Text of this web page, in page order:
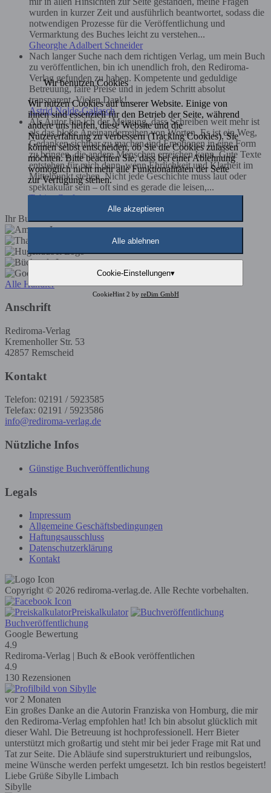
wurden in kurzer Zeit und ausführlich beantwortet, sodass die
notwendigen Prozesse für die Veröffentlichung und
Vermarktung des Buches leicht zu verstehen...
Gheorghe Adalbert Schneider
Nach langer Suche nach dem richtigen Verlag, um mein Buch
zu veröffentlichen, bin ich unendlich froh, den Rediroma-
Verlag gefunden zu haben. Kompetente und geduldige
Betreuung, faire Preise und in jedem Schritt absolut
transparent. Vielen Dank!...
Astrid Nolde-Gallasch
Als Autor bin ich der Meinung, dass Schreiben weit mehr ist
als das bloße Aneinanderreihen von Worten. Es ist ein Weg,
Gedanken sichtbar zu machen und Emotionen in eine Form
zu bringen, die andere Menschen erreichen kann. Gute Texte
entstehen für mich dann, wenn Ehrlichkeit und Klarheit im
Mittelpunkt stehen. Nicht jede Geschichte muss laut oder
spektakulär sein – oft sind es gerade die leisen,...
Tobias Graf
Ihr Buch im Buchhandel
Alle Händler
Anschrift
Rediroma-Verlag
Kremenholler Str. 53
42857 Remscheid
Kontakt
Telefon: 02191 / 5923585
Telefax: 02191 / 5923586
info@rediroma-verlag.de
Nützliche Infos
Günstige Buchveröffentlichung
Legals
Impressum
Allgemeine Geschäftsbedingungen
Haftungsausschluss
Datenschutzerklärung
Kontakt
Copyright © 2026 rediroma-verlag.de. Alle Rechte vorbehalten.
Preiskalkulator
Buchveröffentlichung
Google Bewertung
4.9
Rediroma-Verlag | Buch & eBook veröffentlichen
4.9
130 Rezensionen
vor 2 Monaten
Ein großes Danke an die Autorin Franziska von Homburg, die mir
den Rediroma-Verlag empfohlen hat! Ich bin absolut glücklich mit
dieser Wahl. Die Betreuung ist hochprofessionell. Herr Bieter
unterstützt mich großartig und steht mir bei jeder Frage mit Rat und
Tat zur Seite. Die Abläufe sind superstrukturiert und reibungslos,
meine Wünsche werden perfekt umgesetzt. Ich bin restlos begeistert!
Liebe Grüße Sibylle Limbach
Sibylle
Wir benutzen Cookies
Wir nutzen Cookies auf unserer Website. Einige von
ihnen sind essenziell für den Betrieb der Seite, während
andere uns helfen, diese Website und die
Nutzererfahrung zu verbessern (Tracking Cookies). Sie
können selbst entscheiden, ob Sie die Cookies zulassen
möchten. Bitte beachten Sie, dass bei einer Ablehnung
womöglich nicht mehr alle Funktionalitäten der Seite
zur Verfügung stehen.
Alle akzeptieren
Alle ablehnen
Cookie-Einstellungen▾
CookieHint 2 by reDim GmbH